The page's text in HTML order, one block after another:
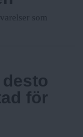
som
för